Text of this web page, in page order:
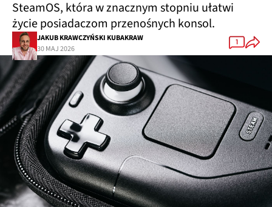
SteamOS, która w znacznym stopniu ułatwi
życie posiadaczom przenośnych konsol.
JAKUB KRAWCZYŃSKI KUBAKRAW
30 MAJ 2026
1